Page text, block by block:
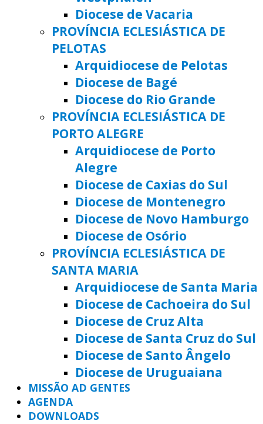
Diocese de Vacaria
PROVÍNCIA ECLESIÁSTICA DE
PELOTAS
Arquidiocese de Pelotas
Diocese de Bagé
Diocese do Rio Grande
PROVÍNCIA ECLESIÁSTICA DE
PORTO ALEGRE
Arquidiocese de Porto
Alegre
Diocese de Caxias do Sul
Diocese de Montenegro
Diocese de Novo Hamburgo
Diocese de Osório
PROVÍNCIA ECLESIÁSTICA DE
SANTA MARIA
Arquidiocese de Santa Maria
Diocese de Cachoeira do Sul
Diocese de Cruz Alta
Diocese de Santa Cruz do Sul
Diocese de Santo Ângelo
Diocese de Uruguaiana
MISSÃO AD GENTES
AGENDA
DOWNLOADS